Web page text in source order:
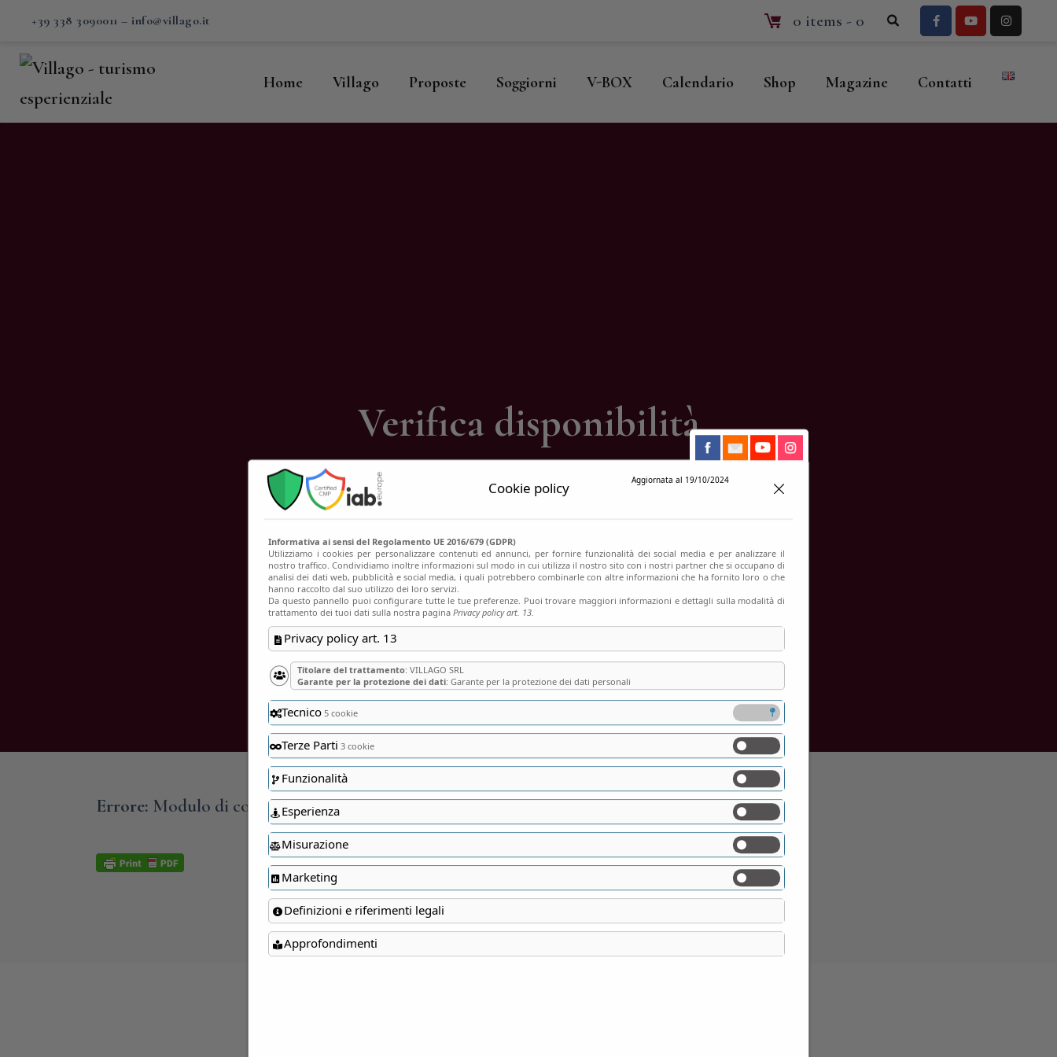
+39 338 3090011 – info@villago.it 0 items - 0
Home Villago Proposte Soggiorni V-BOX Calendario Shop Magazine Contatti
Verifica disponibilità
Errore: Modulo di contatto non trovato.
Cookie policy Aggiornata al 19/10/2024
Informativa ai sensi del Regolamento UE 2016/679 (GDPR)
Utilizziamo i cookies per personalizzare contenuti ed annunci, per fornire funzionalità dei social media e per analizzare il
nostro traffico. Condividiamo inoltre informazioni sul modo in cui utilizza il nostro sito con i nostri partner che si occupano di
analisi dei dati web, pubblicità e social media, i quali potrebbero combinarle con altre informazioni che ha fornito loro o che
hanno raccolto dal suo utilizzo dei loro servizi.
Da questo pannello puoi configurare tutte le tue preferenze. Puoi trovare maggiori informazioni e dettagli sulla modalità di
trattamento dei tuoi dati sulla nostra pagina Privacy policy art. 13.
Privacy policy art. 13
Titolare del trattamento: VILLAGO SRL
Garante per la protezione dei dati: Garante per la protezione dei dati personali
Tecnico 5 cookie
Terze Parti 3 cookie
Funzionalità
Esperienza
Misurazione
Marketing
Definizioni e riferimenti legali
Approfondimenti